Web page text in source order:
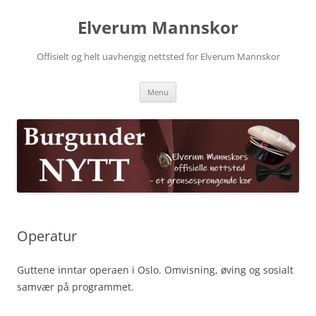
Elverum Mannskor
Offisielt og helt uavhengig nettsted for Elverum Mannskor
Menu
Operatur
Guttene inntar operaen i Oslo. Omvisning, øving og sosialt
samvær på programmet.